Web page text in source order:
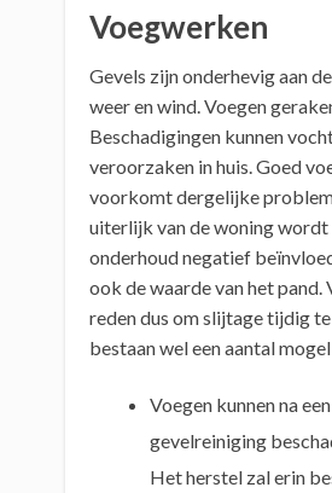
Voegwerken
Gevels zijn onderhevig aan
weer en wind. Voegen
Beschadigingen kunnen
veroorzaken in huis. Goed
voorkomt dergelijke
uiterlijk van de woning
onderhoud negatief
ook de waarde van het pand.
reden dus om slijtage tijdig
bestaan wel een aantal
Voegen kunnen na een
gevelreiniging
Het herstel zal erin